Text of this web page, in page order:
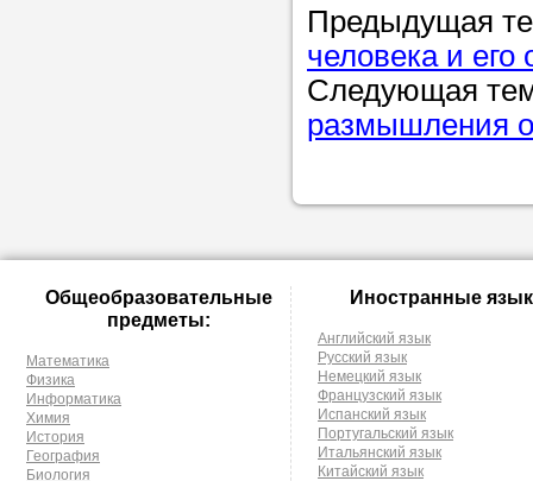
Предыдущая
человека и его
Следующая
размышления о
Общеобразовательные
предметы:
Математика
Физика
Информатика
Химия
История
География
Биология
Иностранные
Английский язык
Русский язык
Немецкий язык
Французский язык
Испанский язык
Португальский язык
Итальянский язык
Китайский язык